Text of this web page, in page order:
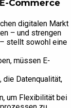
Commerce
digitalen Markt
– und strengen
stellt sowohl eine
müssen E-
die Datenqualität,
um Flexibilität bei